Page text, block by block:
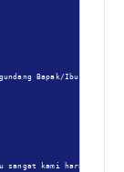
Bapak/Ibu untuk
kami harapkan.